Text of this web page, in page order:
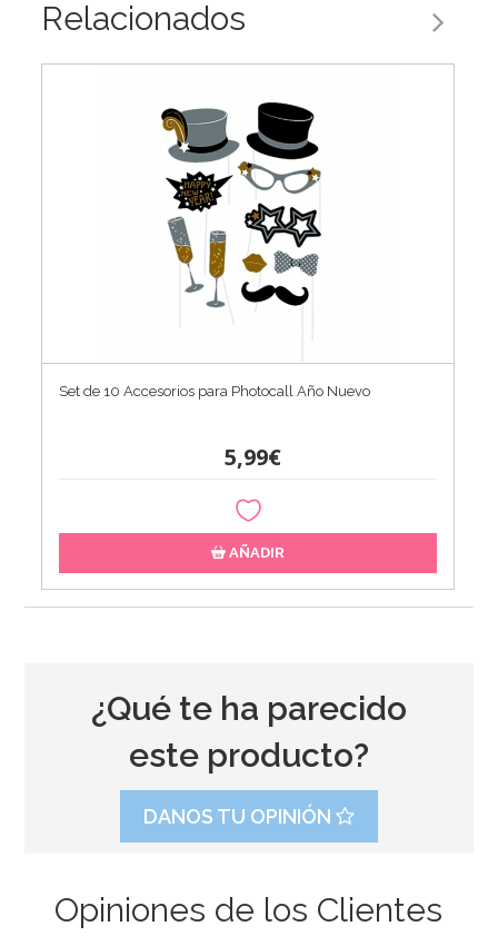
Relacionados
Set de 10 Accesorios para Photocall Año Nuevo
5,99€
AÑADIR
¿Qué te ha parecido
este producto?
DANOS TU OPINIÓN
Opiniones de los Clientes